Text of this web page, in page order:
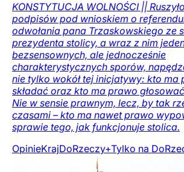
KONSTYTUCJA WOLNOŚCI ||
podpisów pod wnioskiem o
odwołania pana Trzaskowskiego ze
prezydenta stolicy, a wraz z nim
bezsensownych, ale jednocześnie
charakterystycznych sporów,
nie tylko wokół tej inicjatywy: kto ma
składać oraz kto ma prawo
Nie w sensie prawnym, lecz, by tak
czasami – kto ma nawet prawo
sprawie tego, jak funkcjonuje stolica.
OpinieKrajDoRzeczy+Tylko na